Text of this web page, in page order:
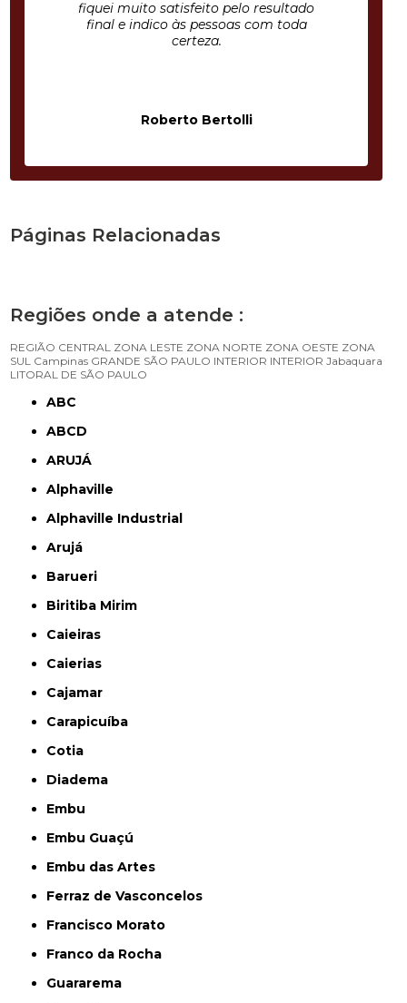
fiquei muito satisfeito pelo resultado
final e indico às pessoas com toda
certeza.
Roberto Bertolli
Páginas Relacionadas
Regiões onde a atende :
REGIÃO CENTRAL ZONA LESTE ZONA NORTE ZONA OESTE ZONA
SUL Campinas GRANDE SÃO PAULO INTERIOR INTERIOR Jabaquara
LITORAL DE SÃO PAULO
ABC
ABCD
ARUJÁ
Alphaville
Alphaville Industrial
Arujá
Barueri
Biritiba Mirim
Caieiras
Caierias
Cajamar
Carapicuíba
Cotia
Diadema
Embu
Embu Guaçú
Embu das Artes
Ferraz de Vasconcelos
Francisco Morato
Franco da Rocha
Guararema